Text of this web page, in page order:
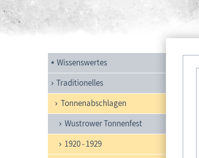
Wissenswertes
Traditionelles
Tonnenabschlagen
Wustrower Tonnenfest
1920 - 1929